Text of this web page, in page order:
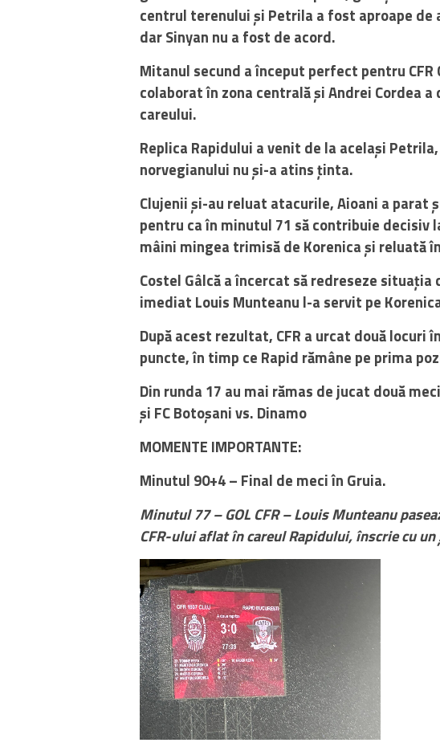
centrul terenului și Petrila a fost aproape
dar Sinyan nu a fost de acord.
Mitanul secund a început perfect pentru CFR
colaborat în zona centrală și Andrei Cordea
careului.
Replica Rapidului a venit de la același
norvegianului nu și-a atins ținta.
Clujenii și-au reluat atacurile, Aioani a parat
pentru ca în minutul 71 să contribuie decisiv
mâini mingea trimisă de Korenica și reluată
Costel Gâlcă a încercat să redreseze situația
imediat Louis Munteanu l-a servit pe
După acest rezultat, CFR a urcat două locuri
puncte, în timp ce Rapid rămâne pe prima
Din runda 17 au mai rămas de jucat două
și FC Botoșani vs. Dinamo
MOMENTE IMPORTANTE:
Minutul 90+4 – Final de meci în Gruia.
Minutul 77 – GOL CFR – Louis Munteanu
CFR-ului aflat în careul Rapidului, înscrie cu